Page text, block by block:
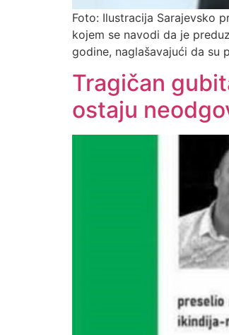
Foto: Ilustracija Sarajevsko
kojem se navodi da je
godine, naglašavajući da
Tragičan
ostaju